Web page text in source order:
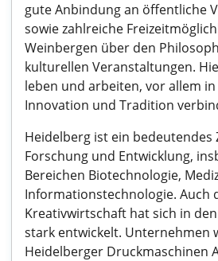
gute Anbindung an öffentliche
sowie zahlreiche
Weinbergen über den
kulturellen Veranstaltungen.
leben und arbeiten, vor allem
Innovation und Tradition
Heidelberg ist ein
Forschung und Entwicklung,
Bereichen Biotechnologie,
Informationstechnologie. Auch
Kreativwirtschaft hat sich in
stark entwickelt. Unternehmen
Heidelberger Druckmaschinen